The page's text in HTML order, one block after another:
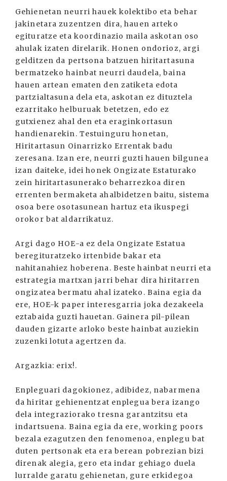
Gehienetan neurri hauek kolektibo eta behar
jakinetara zuzentzen dira, hauen arteko
egituratze eta koordinazio maila askotan oso
ahulak izaten direlarik. Honen ondorioz, argi
gelditzen da pertsona batzuen hiritartasuna
bermatzeko hainbat neurri daudela, baina
hauen artean ematen den zatiketa edota
partzialtasuna dela eta, askotan ez dituztela
ezarritako helburuak betetzen, edo ez
gutxienez ahal den eta eraginkortasun
handienarekin. Testuinguru honetan,
Hiritartasun Oinarrizko Errentak badu
zeresana. Izan ere, neurri guzti hauen bilgunea
izan daiteke, idei honek Ongizate Estaturako
zein hiritartasunerako beharrezkoa diren
errenten bermaketa ahalbidetzen baitu, sistema
osoa bere osotasunean hartuz eta ikuspegi
orokor bat aldarrikatuz.
Argi dago HOE-a ez dela Ongizate Estatua
beregituratzeko irtenbide bakar eta
nahitanahiez hoberena. Beste hainbat neurri eta
estrategia martxan jarri behar dira hiritarren
ongizatea bermatu ahal izateko. Baina egia da
ere, HOE-k paper interesgarria joka dezakeela
eztabaida guzti hauetan. Gainera pil-pilean
dauden gizarte arloko beste hainbat auziekin
zuzenki lotuta agertzen da.
Argazkia: erix!.
Enpleguari dagokionez, adibidez, nabarmena
da hiritar gehienentzat enplegua bera izango
dela integraziorako tresna garantzitsu eta
indartsuena. Baina egia da ere, working poors
bezala ezagutzen den fenomenoa, enplegu bat
duten pertsonak eta era berean pobrezian bizi
direnak alegia, gero eta indar gehiago duela
lurralde garatu gehienetan, gure erkidegoa